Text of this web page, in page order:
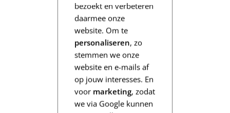
bezoekt en verbeteren
daarmee onze
website. Om te
personaliseren, zo
stemmen we onze
website en e-mails af
op jouw interesses. En
voor marketing, zodat
we via Google kunnen